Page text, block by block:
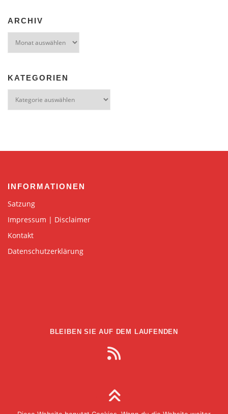
ARCHIV
KATEGORIEN
INFORMATIONEN
Satzung
Impressum | Disclaimer
Kontakt
Datenschutzerklärung
BLEIBEN SIE AUF DEM LAUFENDEN